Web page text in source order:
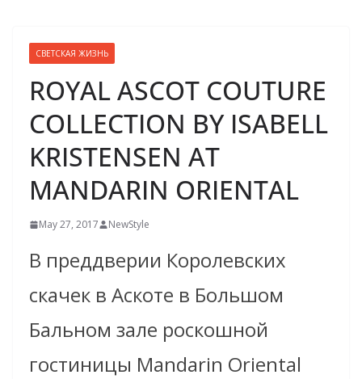
СВЕТСКАЯ ЖИЗНЬ
ROYAL ASCOT COUTURE
COLLECTION BY ISABELL
KRISTENSEN AT
MANDARIN ORIENTAL
May 27, 2017 NewStyle
В преддверии Королевских
скачек в Аскоте в Большом
Бальном зале роскошной
гостиницы Mandarin Oriental